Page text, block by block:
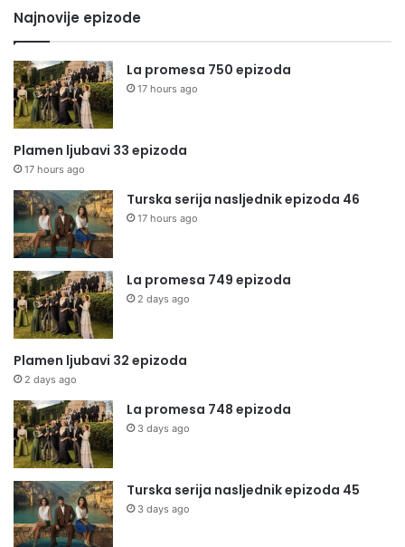
Najnovije epizode
La promesa 750 epizoda
17 hours ago
Plamen ljubavi 33 epizoda
17 hours ago
Turska serija nasljednik epizoda 46
17 hours ago
La promesa 749 epizoda
2 days ago
Plamen ljubavi 32 epizoda
2 days ago
La promesa 748 epizoda
3 days ago
Turska serija nasljednik epizoda 45
3 days ago